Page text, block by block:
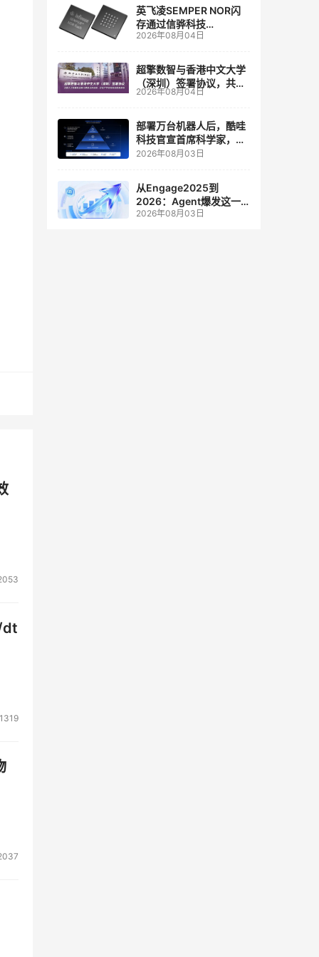
dt
1319
英飞凌SEMPER NOR闪
存通过信骅科技
AST2700 BMC认证，全
管理
2026年08月04日
超擎数智与香港中文大学
（深圳）签署协议，共建
人工智能和边缘计算联合
2026年08月04日
部署万台机器人后，酷哇
科技官宣首席科学家，要
让世界模型交付生产力
2026年08月03日
从Engage2025到
2026：Agent爆发这一
年，AI CRM 走到哪了
2026年08月03日